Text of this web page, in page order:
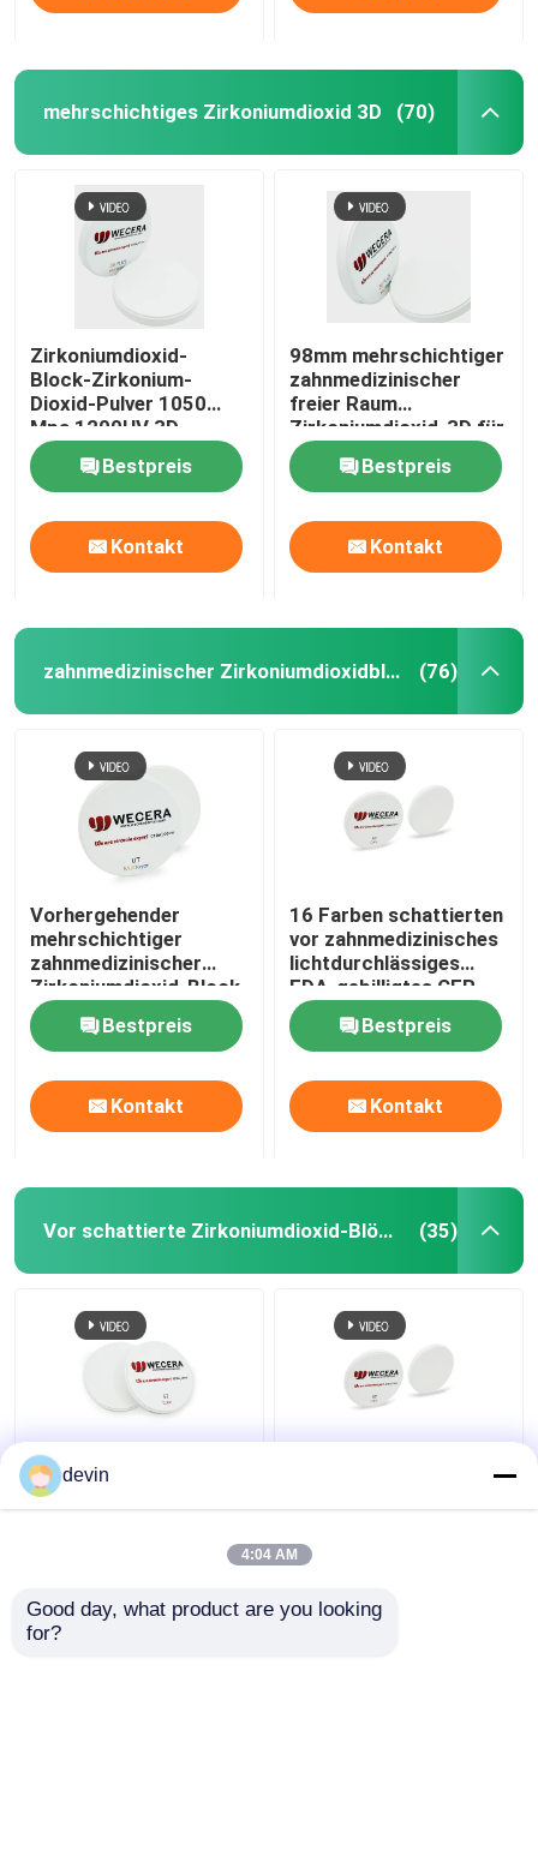
mehrschichtiges Zirkoniumdioxid 3D (70)
Zirkoniumdioxid-
Block-Zirkonium-
Dioxid-Pulver 1050
Mpa 1200HV 3D
mehrschichtiges
Bestpreis
Kontakt
98mm mehrschichtiger
zahnmedizinischer
freier Raum
Zirkoniumdioxid-3D für
zahnmedizinisches
Laborprägemitte
Bestpreis
Kontakt
zahnmedizinischer Zirkoniumdioxidblock (76)
Vorhergehender
mehrschichtiger
zahnmedizinischer
Zirkoniumdioxid-Block
B2 D98*18mm für
ästhetische
Wiederherstellung
Bestpreis
Kontakt
16 Farben schattierten
vor zahnmedizinisches
lichtdurchlässiges
FDA-gebilligtes CER
Zirkoniumdioxid-
Blöcke CAD-Nockens
Bestpreis
Kontakt
Vor schattierte Zirkoniumdioxid-Blöcke (35)
A3.5 D98*18mm St.
schattierte vor
Vor schattiertes CAD-
blockiert anerkannte
43% hohe
98mm ISO 13485
devin
4:04 AM
Good day, what product are you looking
for?